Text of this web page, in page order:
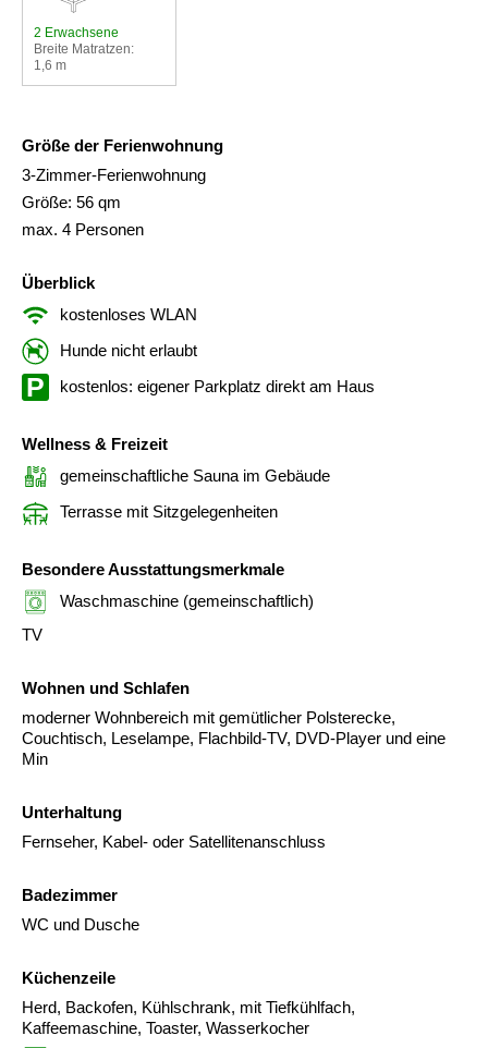
2 Erwachsene
Breite Matratzen:
1,6 m
Größe der Ferienwohnung
3-Zimmer-Ferienwohnung
Größe: 56 qm
max. 4 Personen
Überblick
kostenloses WLAN
Hunde nicht erlaubt
kostenlos: eigener Parkplatz direkt am Haus
Wellness & Freizeit
gemeinschaftliche Sauna im Gebäude
Terrasse mit Sitzgelegenheiten
Besondere Ausstattungsmerkmale
Waschmaschine (gemeinschaftlich)
TV
Wohnen und Schlafen
moderner Wohnbereich mit gemütlicher Polsterecke,
Couchtisch, Leselampe, Flachbild-TV, DVD-Player und eine
Min
Unterhaltung
Fernseher, Kabel- oder Satellitenanschluss
Badezimmer
WC und Dusche
Küchenzeile
Herd, Backofen, Kühlschrank, mit Tiefkühlfach,
Kaffeemaschine, Toaster, Wasserkocher